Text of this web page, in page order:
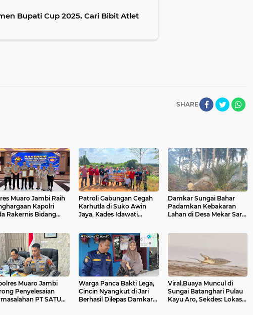
Atlet
SHARE
Muaro Jambi Raih
Kapolri
Rakernis Bidang
Patroli Gabungan Cegah
Karhutla di Suko Awin
Jaya, Kades Idawati
Damkar Sungai Bahar
Padamkan Kebakaran
Lahan di Desa Mekar Sari
Muaro Jambi
Penyelesaian
PT SATU
Warga Panca Bakti Lega,
Cincin Nyangkut di Jari
Berhasil Dilepas Damkar
Viral,Buaya Muncul di
Sungai Batanghari Pulau
Kayu Aro, Sekdes: Lokasi